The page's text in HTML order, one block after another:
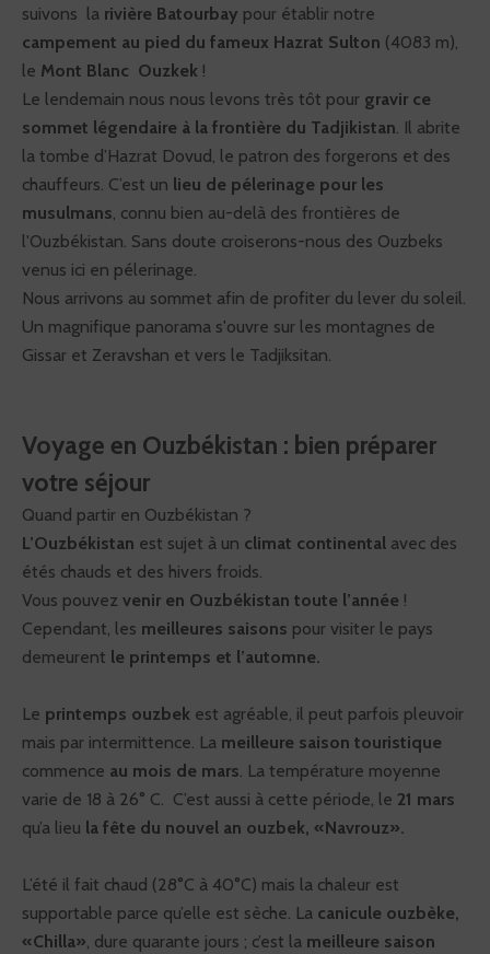
suivons la rivière Batourbay pour établir notre
campement au pied du fameux Hazrat Sulton (4083 m),
le Mont Blanc Ouzkek !
Le lendemain nous nous levons très tôt pour gravir ce
sommet légendaire à la frontière du Tadjikistan. Il abrite
la tombe d’Hazrat Dovud, le patron des forgerons et des
chauffeurs. C’est un lieu de pélerinage pour les
musulmans, connu bien au-delà des frontières de
l'Ouzbékistan. Sans doute croiserons-nous des Ouzbeks
venus ici en pélerinage.
Nous arrivons au sommet afin de profiter du lever du soleil.
Un magnifique panorama s'ouvre sur les montagnes de
Gissar et Zeravshan et vers le Tadjiksitan.
Voyage en Ouzbékistan : bien préparer
votre séjour
Quand partir en Ouzbékistan ?
L’Ouzbékistan est sujet à un climat continental avec des
étés chauds et des hivers froids.
Vous pouvez venir en Ouzbékistan toute l’année !
Cependant, les meilleures saisons pour visiter le pays
demeurent le printemps et l’automne.
Le printemps ouzbek est agréable, il peut parfois pleuvoir
mais par intermittence. La meilleure saison touristique
commence au mois de mars. La température moyenne
varie de 18 à 26° C. C’est aussi à cette période, le 21 mars
qu’a lieu la fête du nouvel an ouzbek, «Navrouz».
L’été il fait chaud (28°C à 40°C) mais la chaleur est
supportable parce qu’elle est sèche. La canicule ouzbèke,
«Chilla», dure quarante jours ; c’est la meilleure saison